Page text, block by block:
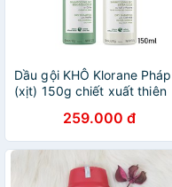
Dầu gội KHÔ Klorane Pháp
(xịt) 150g chiết xuất thiên
259.000 đ